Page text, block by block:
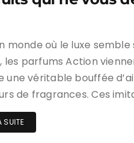
monde où le luxe
les parfums Action
une véritable bouffée
de fragrances. Ces
SUITE